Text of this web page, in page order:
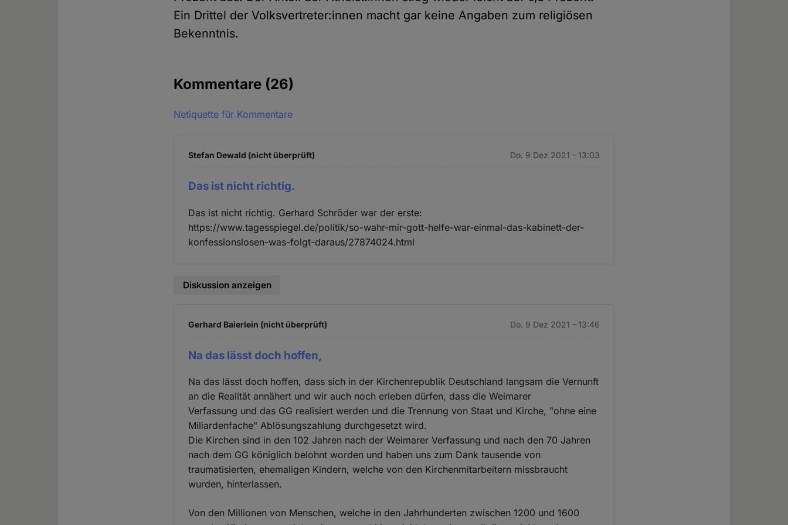
Ein Drittel der Volksvertreter:innen macht gar keine Angaben zum religiösen
Bekenntnis.
Kommentare (26)
Netiquette für Kommentare
Stefan Dewald (nicht überprüft) Do. 9 Dez 2021 - 13:03
Das ist nicht richtig.
Das ist nicht richtig. Gerhard Schröder war der erste:
https://www.tagesspiegel.de/politik/so-wahr-mir-gott-helfe-war-einmal-das-kabinett-der-
konfessionslosen-was-folgt-daraus/27874024.html
Diskussion anzeigen
Gerhard Baierlein (nicht überprüft) Do. 9 Dez 2021 - 13:46
Na das lässt doch hoffen,
Na das lässt doch hoffen, dass sich in der Kirchenrepublik Deutschland langsam die Vernunft
an die Realität annähert und wir auch noch erleben dürfen, dass die Weimarer
Verfassung und das GG realisiert werden und die Trennung von Staat und Kirche, "ohne eine
Miliardenfache" Ablösungszahlung durchgesetzt wird.
Die Kirchen sind in den 102 Jahren nach der Weimarer Verfassung und nach den 70 Jahren
nach dem GG königlich belohnt worden und haben uns zum Dank tausende von
traumatisierten, ehemaligen Kindern, welche von den Kirchenmitarbeitern missbraucht
wurden, hinterlassen.
Von den Millionen von Menschen, welche in den Jahrhunderten zwischen 1200 und 1600